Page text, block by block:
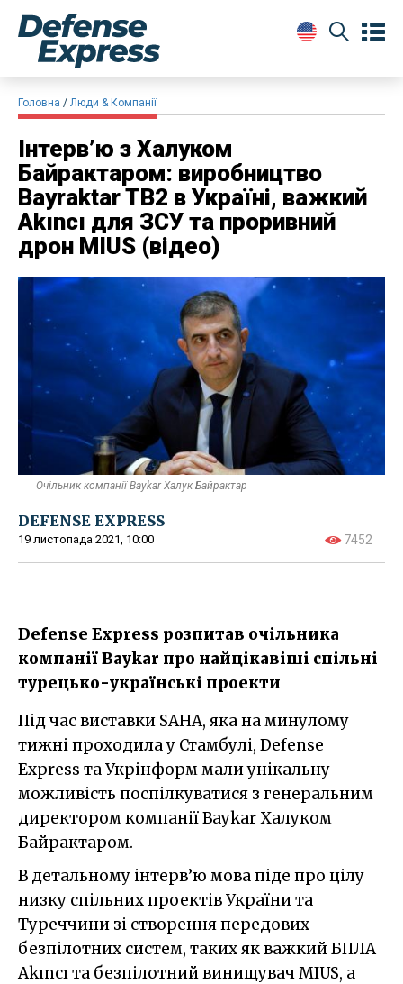
Головна Люди & Компанії
Інтерв’ю з Халуком
Байрактаром: виробництво
Bayraktar TB2 в Україні, важкий
Akıncı для ЗСУ та проривний
дрон MIUS (відео)
Очільник компанії Baykar Халук Байрактар
DEFENSE EXPRESS
19 листопада 2021, 10:00 7452
Defense Express розпитав очільника
компанії Baykar про найцікавіші спільні
турецько-українські проекти
Під час виставки SAHA, яка на минулому
тижні проходила у Стамбулі, Defense
Express та Укрінформ мали унікальну
можливість поспілкуватися з генеральним
директором компанії Baykar Халуком
Байрактаром.
В детальному інтерв’ю мова піде про цілу
низку спільних проектів України та
Туреччини зі створення передових
безпілотних систем, таких як важкий БПЛА
Akıncı та безпілотний винищувач MIUS, а